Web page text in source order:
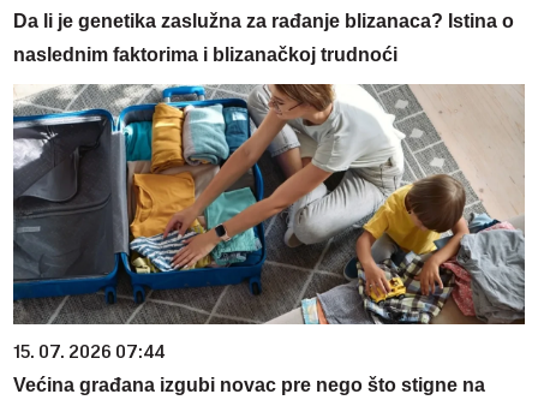
Da li je genetika zaslužna za rađanje blizanaca? Istina o
naslednim faktorima i blizanačkoj trudnoći
15. 07. 2026 07:44
Većina građana izgubi novac pre nego što stigne na